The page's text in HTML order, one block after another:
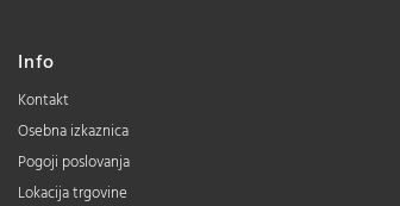
Info
Kontakt
Osebna izkaznica
Pogoji poslovanja
Lokacija trgovine